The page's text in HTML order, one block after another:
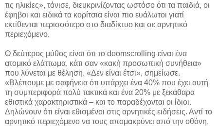
τις ηλικίες», τόνισε, διευκρινίζοντας ωστόσο ότι τα παιδιά, οι
έφηβοι και ειδικά τα κορίτσια είναι πιο ευάλωτοι γιατί
εκτίθενται περισσότερο στο διαδίκτυο και σε αρνητικό
περιεχόμενο.
Ο δεύτερος μύθος είναι ότι το doomscrolling είναι ένα
ατομικό ελάττωμα, κάτι σαν «κακή προσωπική συνήθεια»
που λύνεται με θέληση. «Δεν είναι έτσι», σημείωσε.
«Βλέπουμε με σαφήνεια ότι υπάρχει ένα 40% που έχει αυτή
τη συμπεριφορά πολύ τακτικά και ένα 20% με ξεκάθαρα
εθιστικά χαρακτηριστικά – και το παραδέχονται οι ίδιοι.
Δηλώνουν ότι είναι εθισμένοι στις αρνητικές ειδήσεις. Αντί το
αρνητικό περιεχόμενο να τους απομακρύνει από την οθόνη,